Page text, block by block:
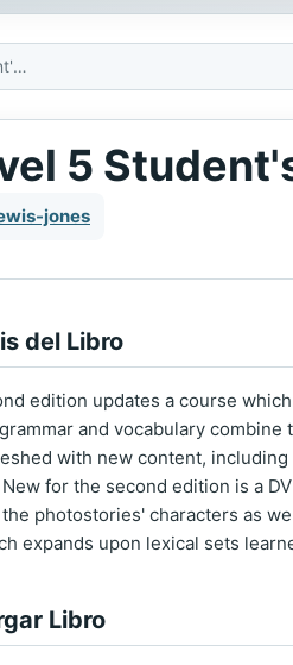
English in Mind Level 5 Student's Book with DVD-ROM
5
jones
del Libro
edition updates a course
and vocabulary
with new content,
for the second edition is a
photostories' characters as
expands upon lexical sets
Libro